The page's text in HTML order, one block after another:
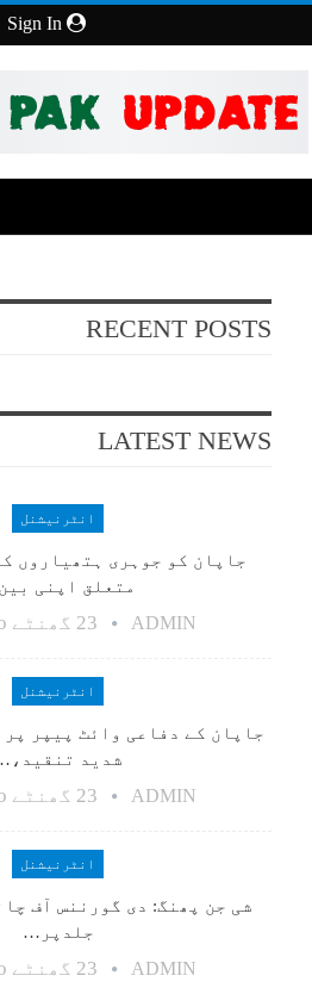
RECENT POSTS
LATEST NEWS
انٹرنیشنل
جاپان کو جوہری ہتھیاروں
متعلق اپنی
ADMIN 23 گھنٹے ago
انٹرنیشنل
جاپان کے دفاعی وائٹ پیپر
شدید
ADMIN 23 گھنٹے ago
انٹرنیشنل
شی جن پھنگ: دی گورننس آف
جلدپر…
ADMIN 23 گھنٹے ago